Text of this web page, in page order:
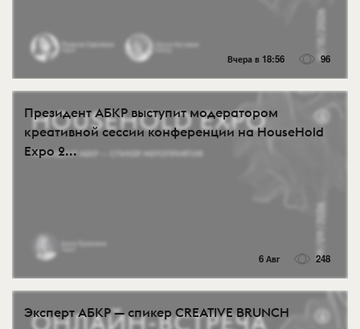
Вчера в 18:56 96
Президент АБКР выступит модератором
креативной сессии конференции на HouseHold
Expo 2...
6 Авг 248
Эксперт АБКР — спикер CREATIVE BRUNCH